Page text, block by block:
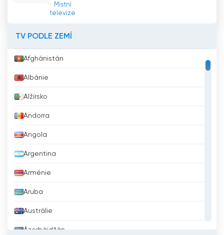
Místní
televize
TV PODLE ZEMÍ
Afghánistán
Albánie
Alžírsko
Andorra
Angola
Argentina
Arménie
Aruba
Austrálie
Ázerbájdžán